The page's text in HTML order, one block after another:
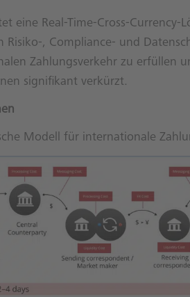
eine Real-Time-Cross-
Risiko-, Compliance- und
Zahlungsverkehr zu erfüllen
signifikant verkürzt.
Modell für internationale